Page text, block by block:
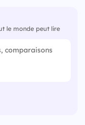
le monde peut lire